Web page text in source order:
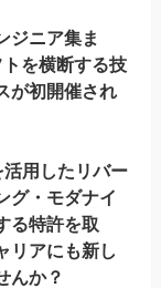
ジニア集ま
を横断する技
が初開催され
用したリバー
グ・モダナイ
る特許を取
リアにも新し
んか？